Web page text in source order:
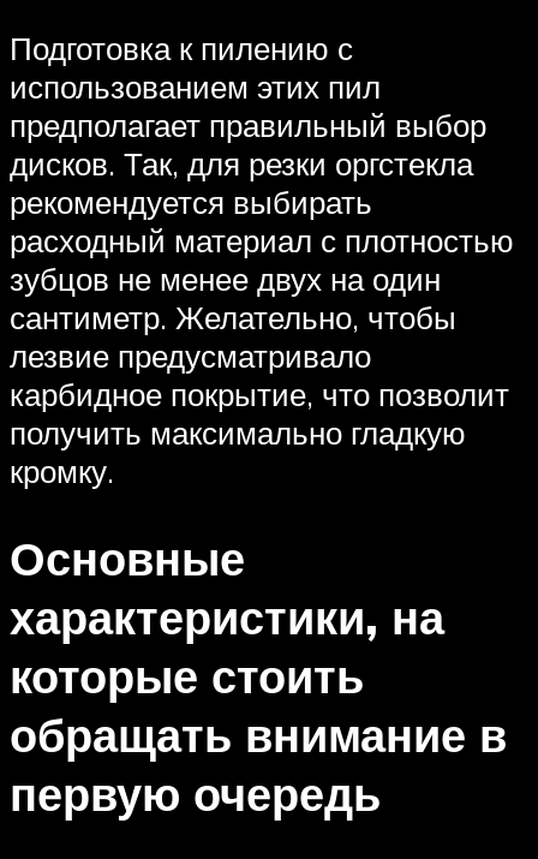
Подготовка к пилению с
использованием этих пил
предполагает правильный выбор
дисков. Так, для резки оргстекла
рекомендуется выбирать
расходный материал с плотностью
зубцов не менее двух на один
сантиметр. Желательно, чтобы
лезвие предусматривало
карбидное покрытие, что позволит
получить максимально гладкую
кромку.
Основные
характеристики, на
которые стоить
обращать внимание в
первую очередь